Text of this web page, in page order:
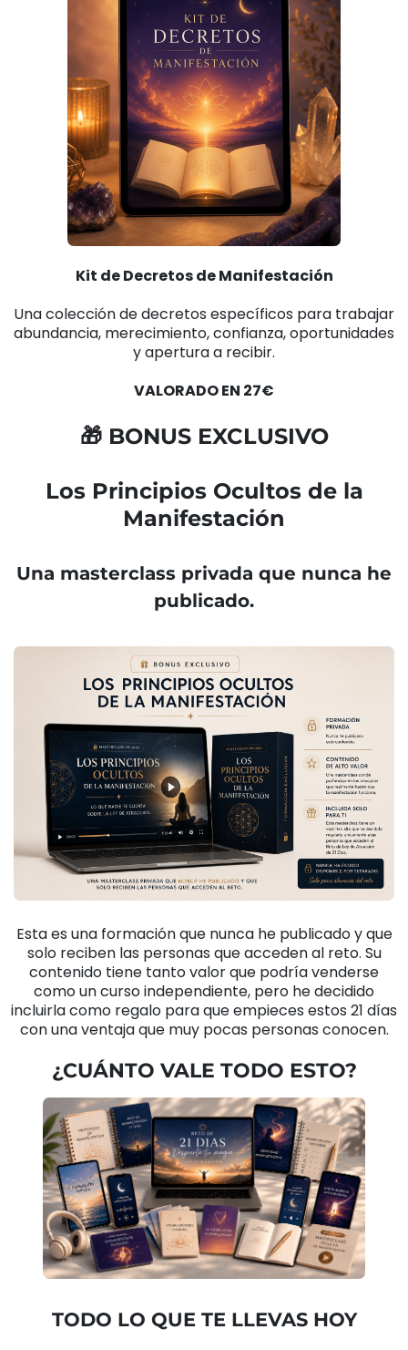
Kit de Decretos de Manifestación
Una colección de decretos específicos para trabajar
abundancia, merecimiento, confianza, oportunidades
y apertura a recibir.
VALORADO EN 27€
🎁 BONUS EXCLUSIVO
Los Principios Ocultos de la
Manifestación
Una masterclass privada que nunca he
publicado.
Esta es una formación que nunca he publicado y que
solo reciben las personas que acceden al reto. Su
contenido tiene tanto valor que podría venderse
como un curso independiente, pero he decidido
incluirla como regalo para que empieces estos 21 días
con una ventaja que muy pocas personas conocen.
¿CUÁNTO VALE TODO ESTO?
TODO LO QUE TE LLEVAS HOY